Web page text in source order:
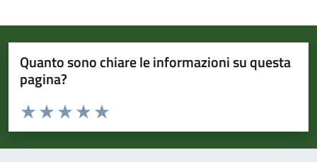
Quanto sono chiare le informazioni su questa
pagina?
Valuta da 1 a 5 stelle la pagina
Valuta 5 stelle su 5
Valuta 4 stelle su 5
Valuta 3 stelle su 5
Valuta 2 stelle su 5
Valuta 1 stelle su 5